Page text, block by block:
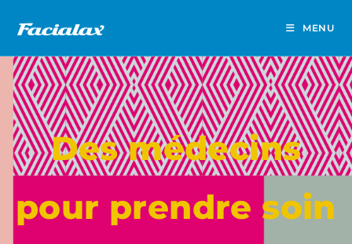
MENU
Des médecins
pour prendre soin